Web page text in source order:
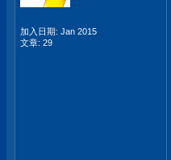
加入日期: Jan 2015
文章: 29